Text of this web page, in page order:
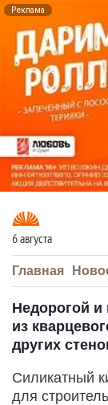
Реклама
6 августа
Главная
Недорогой и
из
других
Силикатный
для